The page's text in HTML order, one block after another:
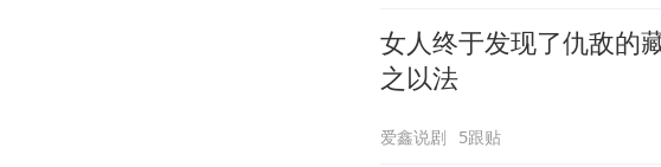
女人终于发现了仇敌的
之以法
爱鑫说剧 5跟贴